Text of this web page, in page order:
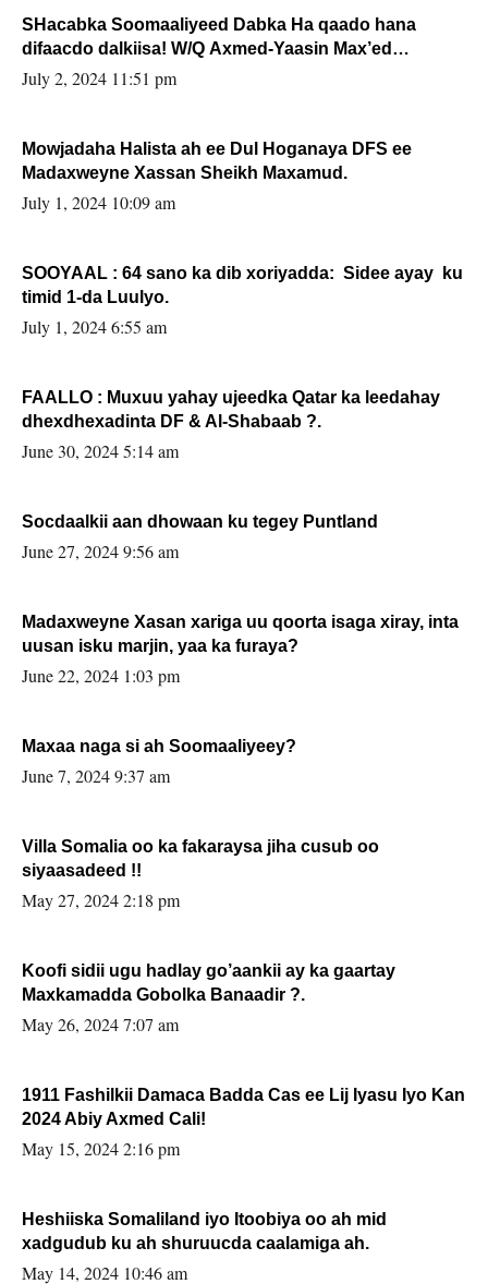
SHacabka Soomaaliyeed Dabka Ha qaado hana
difaacdo dalkiisa! W/Q Axmed-Yaasin Max’ed
Sooyaan
July 2, 2024 11:51 pm
Mowjadaha Halista ah ee Dul Hoganaya DFS ee
Madaxweyne Xassan Sheikh Maxamud.
July 1, 2024 10:09 am
SOOYAAL : 64 sano ka dib xoriyadda: Sidee ayay ku
timid 1-da Luulyo.
July 1, 2024 6:55 am
FAALLO : Muxuu yahay ujeedka Qatar ka leedahay
dhexdhexadinta DF & Al-Shabaab ?.
June 30, 2024 5:14 am
Socdaalkii aan dhowaan ku tegey Puntland
June 27, 2024 9:56 am
Madaxweyne Xasan xariga uu qoorta isaga xiray, inta
uusan isku marjin, yaa ka furaya?
June 22, 2024 1:03 pm
Maxaa naga si ah Soomaaliyeey?
June 7, 2024 9:37 am
Villa Somalia oo ka fakaraysa jiha cusub oo
siyaasadeed !!
May 27, 2024 2:18 pm
Koofi sidii ugu hadlay go’aankii ay ka gaartay
Maxkamadda Gobolka Banaadir ?.
May 26, 2024 7:07 am
1911 Fashilkii Damaca Badda Cas ee Lij Iyasu Iyo Kan
2024 Abiy Axmed Cali!
May 15, 2024 2:16 pm
Heshiiska Somaliland iyo Itoobiya oo ah mid
xadgudub ku ah shuruucda caalamiga ah.
May 14, 2024 10:46 am